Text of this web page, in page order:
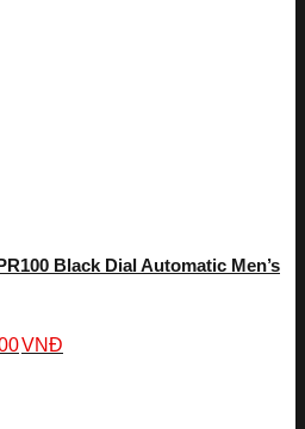
Black Dial Automatic Men’s
VNĐ